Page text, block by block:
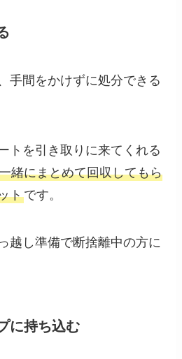
手間をかけずに処分できる
トを引き取りに来てくれる
緒にまとめて回収してもら
トです。
越し準備で断捨離中の方に
に持ち込む